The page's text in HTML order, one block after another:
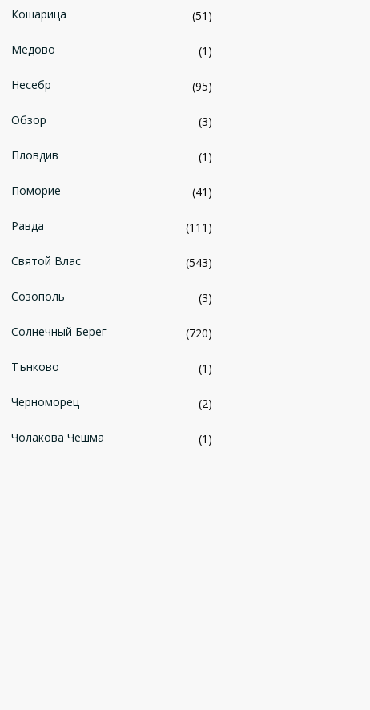
Кошарица (51)
Медово (1)
Несебр (95)
Обзор (3)
Пловдив (1)
Поморие (41)
Равда (111)
Святой Влас (543)
Созополь (3)
Солнечный Берег (720)
Тънково (1)
Черноморец (2)
Чолакова Чешма (1)